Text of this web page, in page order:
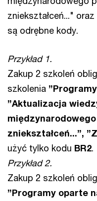
zniekształceń..."
są odrębne kody.
Przykład 1.
Zakup 2 szkoleń
szkolenia
”Aktualizacja
międzynarodowego
zniekształceń...”,
użyć tylko kodu BR2.
Przykład 2.
Zakup 2 szkoleń
”Programy oparte